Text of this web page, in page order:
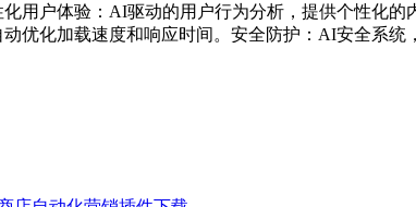
用户体验：AI驱动的用户行为分析，提供个性化
优化加载速度和响应时间。安全防护：AI安全系统